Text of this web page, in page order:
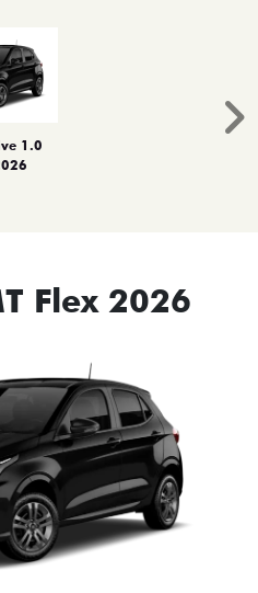
1.0
Flex 2026